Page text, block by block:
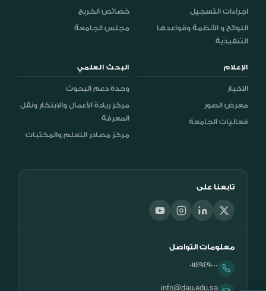
اجراءات التسجيل
اللوائح و الأنظمة وقواعدها
التنفيذية
خصائص الخريج
مجلس الجامعة
الإعلام
الاخبار
معرض الصور
فعاليات الجامعة
البحث العلمي
وحدة دعم البحوث
مركز ريادة الأعمال والابتكار ونقل
المعرفة
مركز مصادر التعلم والمكتبات
تابعنا على
معلومات التواصل
0114949000
info@dau.edu.sa